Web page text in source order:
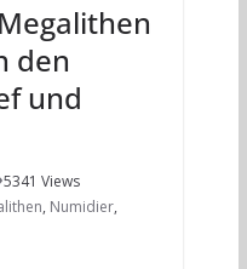
den
und
5341 Views
, Numidier,